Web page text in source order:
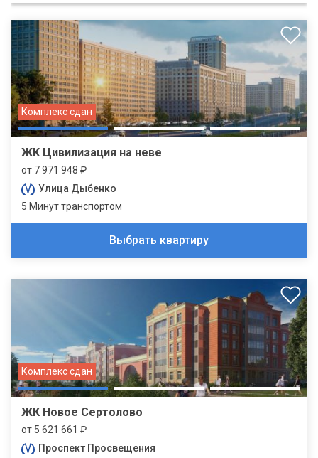
Комплекс сдан
ЖК Цивилизация на неве
от 7 971 948 ₽
Улица Дыбенко
5 Минут транспортом
Выбрать квартиру
Комплекс сдан
ЖК Новое Сертолово
от 5 621 661 ₽
Проспект Просвещения